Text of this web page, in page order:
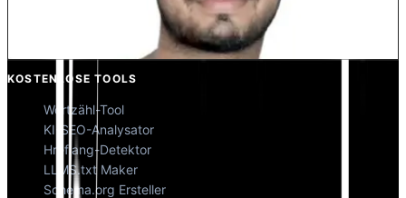
Kunal Singh Shekhawat
KOSTENLOSE TOOLS
Wortzähl-Tool
KI-SEO-Analysator
Hreflang-Detektor
LLMS.txt Maker
Schema.org Ersteller